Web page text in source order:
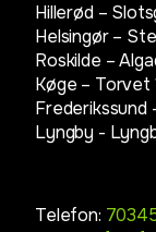
Hillerød –
Helsingør –
Roskilde –
Køge – Torvet
Frederikssund
Lyngby -
Telefon: